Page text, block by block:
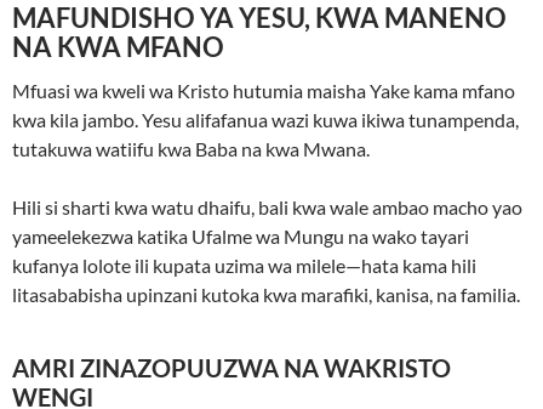
MAFUNDISHO YA YESU, KWA MANENO
NA KWA MFANO
Mfuasi wa kweli wa Kristo hutumia maisha Yake kama mfano
kwa kila jambo. Yesu alifafanua wazi kuwa ikiwa tunampenda,
tutakuwa watiifu kwa Baba na kwa Mwana.
Hili si sharti kwa watu dhaifu, bali kwa wale ambao macho yao
yameelekezwa katika Ufalme wa Mungu na wako tayari
kufanya lolote ili kupata uzima wa milele—hata kama hili
litasababisha upinzani kutoka kwa marafiki, kanisa, na familia.
AMRI ZINAZOPUUZWA NA WAKRISTO
WENGI